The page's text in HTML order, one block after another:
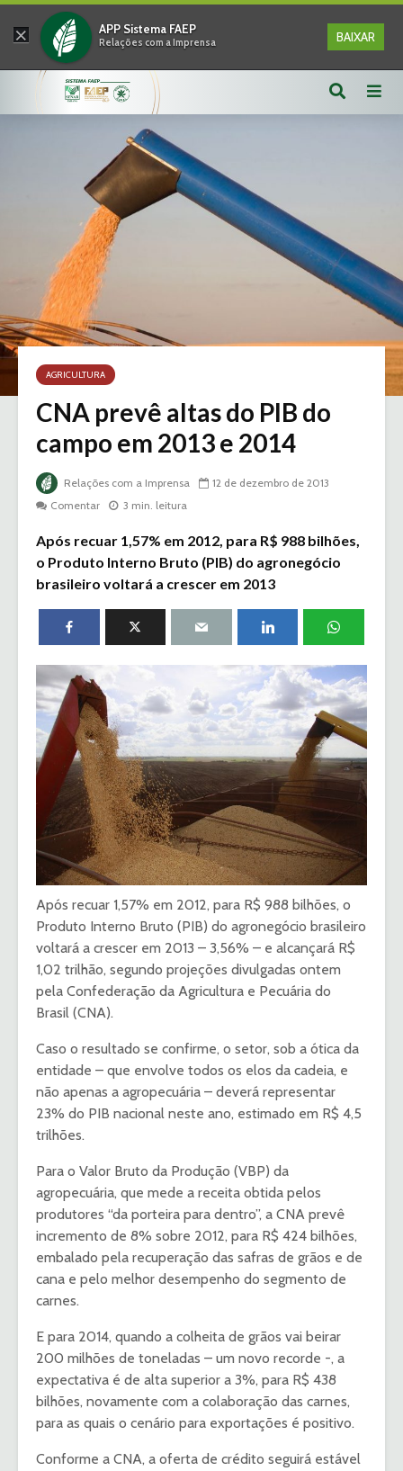
× APP Sistema FAEP
Relações com a Imprensa BAIXAR
AGRICULTURA
CNA prevê altas do PIB do
campo em 2013 e 2014
Relações com a Imprensa
12 de dezembro de 2013
Comentar
3 min. leitura
Após recuar 1,57% em 2012, para R$ 988 bilhões,
o Produto Interno Bruto (PIB) do agronegócio
brasileiro voltará a crescer em 2013
Após recuar 1,57% em 2012, para R$ 988 bilhões, o
Produto Interno Bruto (PIB) do agronegócio brasileiro
voltará a crescer em 2013 – 3,56% – e alcançará R$
1,02 trilhão, segundo projeções divulgadas ontem
pela Confederação da Agricultura e Pecuária do
Brasil (CNA).
Caso o resultado se confirme, o setor, sob a ótica da
entidade – que envolve todos os elos da cadeia, e
não apenas a agropecuária – deverá representar
23% do PIB nacional neste ano, estimado em R$ 4,5
trilhões.
Para o Valor Bruto da Produção (VBP) da
agropecuária, que mede a receita obtida pelos
produtores “da porteira para dentro”, a CNA prevê
incremento de 8% sobre 2012, para R$ 424 bilhões,
embalado pela recuperação das safras de grãos e de
cana e pelo melhor desempenho do segmento de
carnes.
E para 2014, quando a colheita de grãos vai beirar
200 milhões de toneladas – um novo recorde -, a
expectativa é de alta superior a 3%, para R$ 438
bilhões, novamente com a colaboração das carnes,
para as quais o cenário para exportações é positivo.
Conforme a CNA, a oferta de crédito seguirá estável